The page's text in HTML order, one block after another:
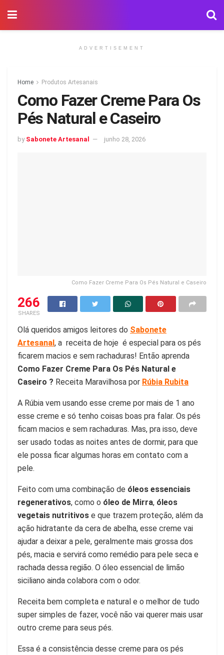
ADVERTISEMENT
Home Produtos Artesanais
Como Fazer Creme Para Os
Pés Natural e Caseiro
by Sabonete Artesanal junho 28, 2026
Como Fazer Creme Para Os Pés Natural e Caseiro
266
SHARES
Olá queridos amigos leitores do Sabonete
Artesanal, a receita de hoje é especial para os pés
ficarem macios e sem rachaduras! Então aprenda
Como Fazer Creme Para Os Pés Natural e
Caseiro ? Receita Maravilhosa por Rúbia Rubita
A Rúbia vem usando esse creme por mais de 1 ano
esse creme e só tenho coisas boas pra falar. Os pés
ficam macios e sem rachaduras. Mas, pra isso, deve
ser usado todas as noites antes de dormir, para que
ele possa ficar algumas horas em contato com a
pele.
Feito com uma combinação de óleos essenciais
regenerativos, como o óleo de Mirra, óleos
vegetais nutritivos e que trazem proteção, além da
ação hidratante da cera de abelha, esse creme vai
ajudar a deixar a pele, geralmente mais grossa dos
pés, macia e servirá como remédio para pele seca e
rachada dessa região. O óleo essencial de limão
siciliano ainda colabora com o odor.
Receita bem completa e natural e o melhor de tudo
super simples de fazer, você não vai querer mais usar
outro creme para seus pés.
Essa é a consistência desse creme para os pés